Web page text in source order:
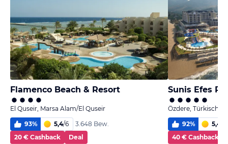
Flamenco Beach & Resort
El Quseir, Marsa Alam/El Quseir
93% 5,4/6
3.648 Bew.
20 € Cashback
Deal
Sunis Efes
Özdere, Türkische
92% 5,4
40 € Cashback